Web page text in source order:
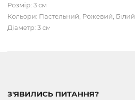
Розмір: 3 см
Кольори: Пастельний, Рожевий, Білий
Діаметр: 3 см
З'ЯВИЛИСЬ ПИТАННЯ?